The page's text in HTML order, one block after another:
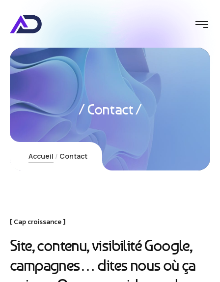
Contact
Accueil Contact
Cap croissance
Site, contenu, visibilité Google,
campagnes… dites nous où ça